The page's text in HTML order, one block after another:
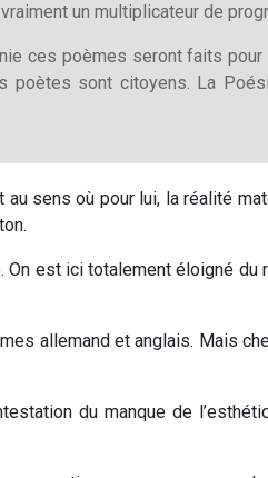
un multiplicateur de
ces poèmes seront faits
poètes sont citoyens. La
sens où pour lui, la réalité
est ici totalement éloigné du
allemand et anglais. Mais
du manque de